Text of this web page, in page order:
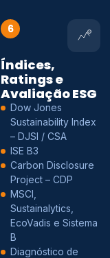
6
Índices,
Ratings e
Avaliação ESG
Dow Jones
Sustainability Index
– DJSI / CSA
ISE B3
Carbon Disclosure
Project – CDP
MSCI,
Sustainalytics,
EcoVadis e Sistema
B
Diagnóstico de